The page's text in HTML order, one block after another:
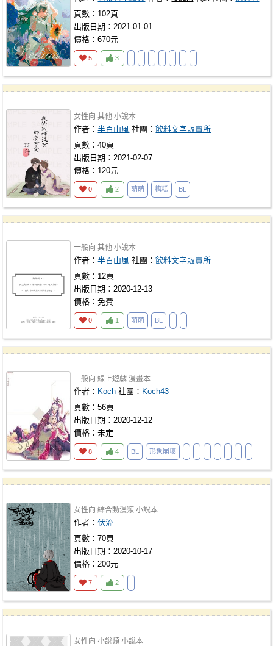
頁數：102頁
出版日期：2021-01-01
價格：670元
5 3
女性向 其他 小說本
作者：半百山風 社團：飲料文字販賣所
頁數：40頁
出版日期：2021-02-07
價格：120元
0 2 萌萌 糟糕 BL
一般向 其他 小說本
作者：半百山風 社團：飲料文字販賣所
頁數：12頁
出版日期：2020-12-13
價格：免費
0 1 萌萌 BL
一般向 線上遊戲 漫畫本
作者： Koch 社團： Koch43
頁數：56頁
出版日期：2020-12-12
價格：未定
8 4 BL 形象崩壞
女性向 綜合動漫類 小說本
作者：伏流
頁數：70頁
出版日期：2020-10-17
價格：200元
7 2
女性向 小說類 小說本